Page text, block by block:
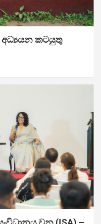
අධ්‍යයන කටයුතු